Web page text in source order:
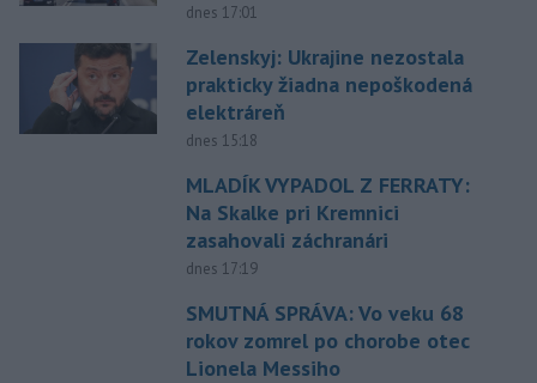
dnes 17:01
Zelenskyj: Ukrajine nezostala
prakticky žiadna nepoškodená
elektráreň
dnes 15:18
MLADÍK VYPADOL Z FERRATY:
Na Skalke pri Kremnici
zasahovali záchranári
dnes 17:19
SMUTNÁ SPRÁVA: Vo veku 68
rokov zomrel po chorobe otec
Lionela Messiho